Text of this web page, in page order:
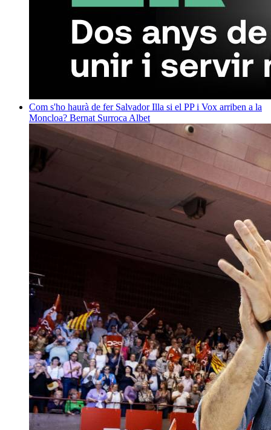
Com s'ho haurà de fer Salvador Illa si el PP i Vox arriben a la
Moncloa? Bernat Surroca Albet